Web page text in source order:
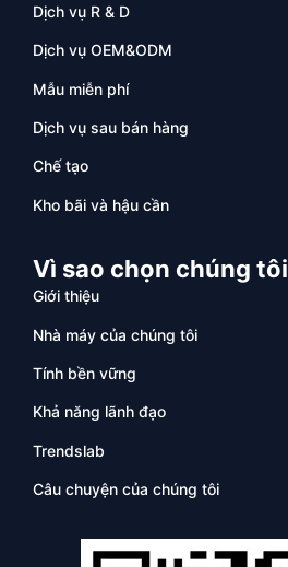
Dịch vụ R & D
Dịch vụ OEM&ODM
Mẫu miễn phí
Dịch vụ sau bán hàng
Chế tạo
Kho bãi và hậu cần
Vì sao chọn chúng tôi
Giới thiệu
Nhà máy của chúng tôi
Tính bền vững
Khả năng lãnh đạo
Trendslab
Câu chuyện của chúng tôi